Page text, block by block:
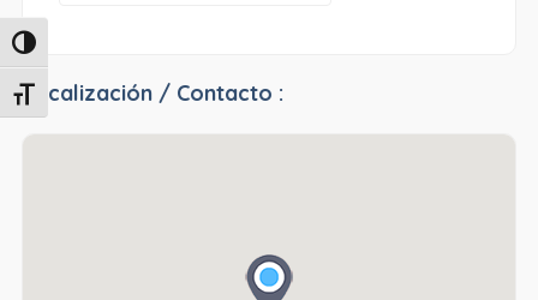
Alternar alto contraste
Alternar tamaño de letra
Localización / Contacto :